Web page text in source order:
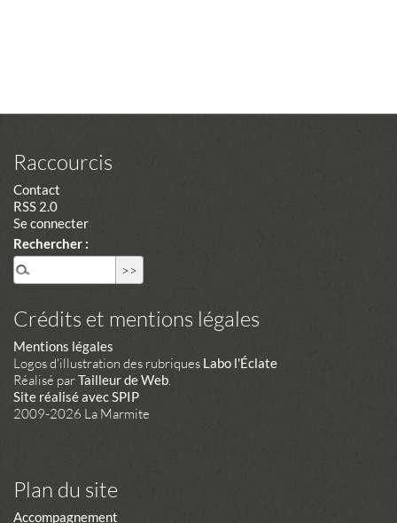
Raccourcis
Contact
RSS 2.0
Se connecter
Rechercher :
Crédits et mentions légales
Mentions légales
Logos d'illustration des rubriques Labo l'Éclate
Réalisé parTailleur de Web.
Site réalisé avec SPIP
2009-2026 La Marmite
Plan du site
Accompagnement